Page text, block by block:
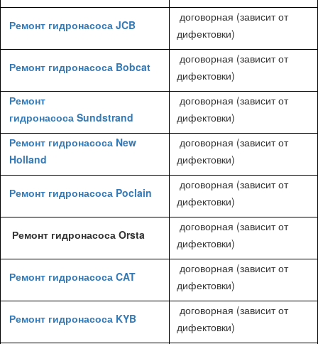
Ремонт гидронасоса JCB
договорная (зависит от
дифектовки)
Ремонт гидронасоса Bobcat
договорная (зависит от
дифектовки)
Ремонт
гидронасоса Sundstrand
договорная (зависит от
дифектовки)
Ремонт гидронасоса New
Holland
договорная (зависит от
дифектовки)
Ремонт гидронасоса Poclain
договорная (зависит от
дифектовки)
Ремонт гидронасоса Orsta
договорная (зависит от
дифектовки)
Ремонт гидронасоса CAT
договорная (зависит от
дифектовки)
Ремонт гидронасоса KYB
договорная (зависит от
дифектовки)